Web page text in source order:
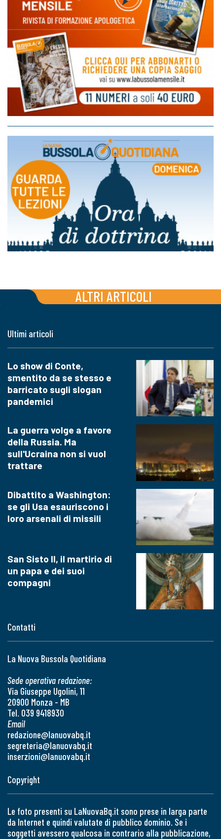
ALTRI ARTICOLI
Contatti
La Nuova Bussola Quotidiana
Sede operativa redazione:
Via Giuseppe Ugolini, 11
20900 Monza - MB
Tel. 039 9418930
Email
redazione@lanuovabq.it
segreteria@lanuovabq.it
inserzioni@lanuovabq.it
Ultimi articoli
Lo show di Conte,
smentito da se stesso e
barricato sugli slogan
pandemici
La guerra volge a favore
della Russia. Ma
sull'Ucraina non si vuol
trattare
Dibattito a Washington:
se gli Usa esauriscono i
loro arsenali di missili
San Sisto II, il martirio di
un papa e dei suoi
compagni
Copyright
Le foto presenti su LaNuovaBq.it sono prese in larga parte
da Internet e quindi valutate di pubblico dominio. Se i
soggetti avessero qualcosa in contrario alla pubblicazione,